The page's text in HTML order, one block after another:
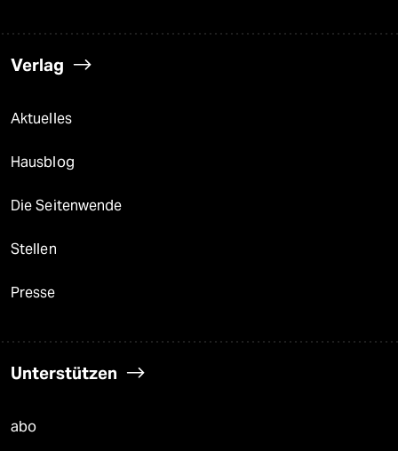
Verlag
Aktuelles
Hausblog
Die Seitenwende
Stellen
Presse
Unterstützen
abo